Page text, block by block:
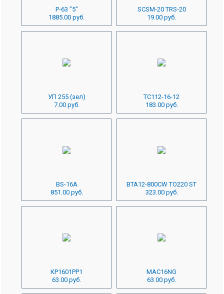
Р-63 "5"
1885.00 руб.
SCSM-20 TRS-20
19.00 руб.
УП 255 (зел)
7.00 руб.
ТС112-16-12
183.00 руб.
BS-16A
851.00 руб.
BTA12-800CW TO220 ST
323.00 руб.
КР1601РР1
63.00 руб.
MAC16NG
63.00 руб.